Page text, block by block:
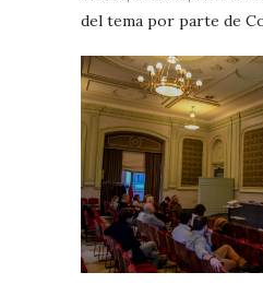
del tema por parte de